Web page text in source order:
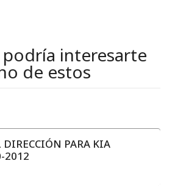
interesarte
de estos
PARA KIA
2012